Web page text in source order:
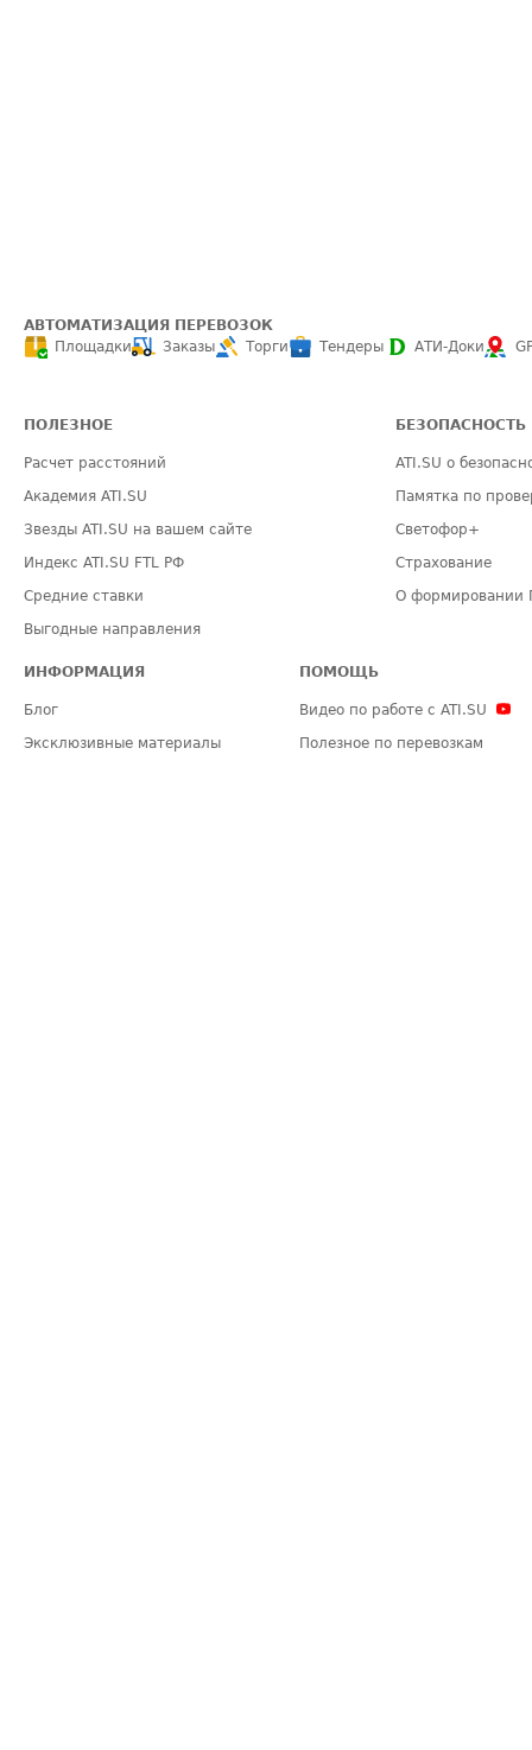
АВТОМАТИЗАЦИЯ ПЕРЕВОЗОК
Площадки
Заказы Торги Тендеры АТИ-Доки
ПОЛЕЗНОЕ
Расчет расстояний
Академия ATI.SU
Звезды ATI.SU на вашем сайте
Индекс ATI.SU FTL РФ
Средние ставки
Выгодные направления
БЕЗОПАСНОСТЬ
ATI.SU о
Памятка по
Светофор+
Страхование
О формировании
ИНФОРМАЦИЯ
Блог
Эксклюзивные материалы
ПОМОЩЬ
Видео по работе с ATI.SU
Полезное по перевозкам